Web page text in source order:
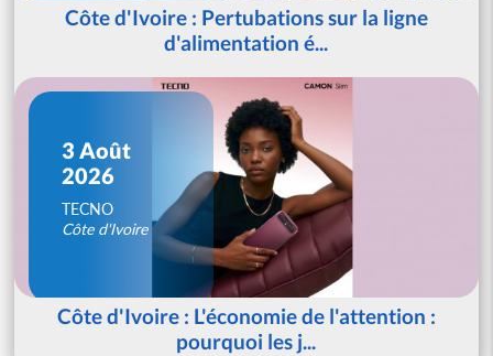
Côte d'Ivoire : Pertubations sur la ligne
d'alimentation é...
3 Août
2026
TECNO
Côte d'Ivoire
Côte d'Ivoire : L'économie de l'attention :
pourquoi les j...